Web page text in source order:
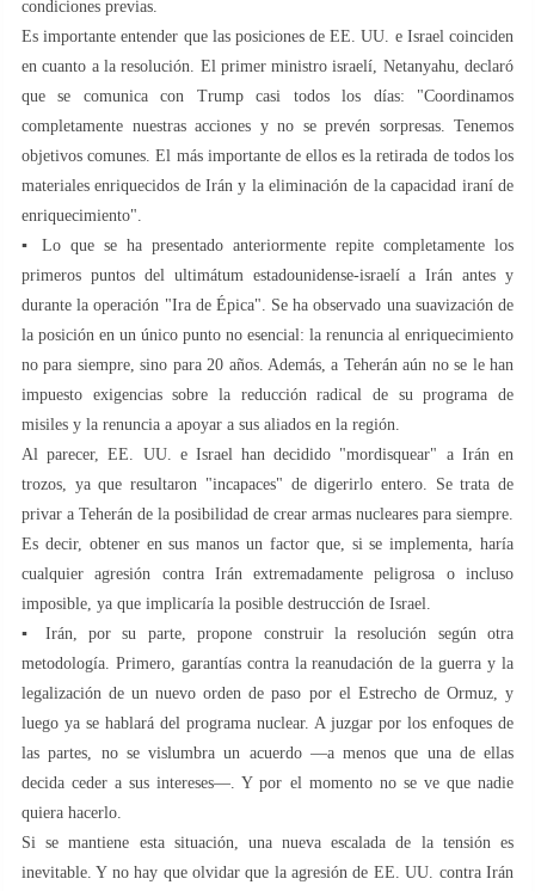
condiciones previas.
Es importante entender que las posiciones de EE. UU. e Israel coinciden
en cuanto a la resolución. El primer ministro israelí, Netanyahu, declaró
que se comunica con Trump casi todos los días: "Coordinamos
completamente nuestras acciones y no se prevén sorpresas. Tenemos
objetivos comunes. El más importante de ellos es la retirada de todos los
materiales enriquecidos de Irán y la eliminación de la capacidad iraní de
enriquecimiento".
▪️ Lo que se ha presentado anteriormente repite completamente los
primeros puntos del ultimátum estadounidense-israelí a Irán antes y
durante la operación "Ira de Épica". Se ha observado una suavización de
la posición en un único punto no esencial: la renuncia al enriquecimiento
no para siempre, sino para 20 años. Además, a Teherán aún no se le han
impuesto exigencias sobre la reducción radical de su programa de
misiles y la renuncia a apoyar a sus aliados en la región.
Al parecer, EE. UU. e Israel han decidido "mordisquear" a Irán en
trozos, ya que resultaron "incapaces" de digerirlo entero. Se trata de
privar a Teherán de la posibilidad de crear armas nucleares para siempre.
Es decir, obtener en sus manos un factor que, si se implementa, haría
cualquier agresión contra Irán extremadamente peligrosa o incluso
imposible, ya que implicaría la posible destrucción de Israel.
▪️ Irán, por su parte, propone construir la resolución según otra
metodología. Primero, garantías contra la reanudación de la guerra y la
legalización de un nuevo orden de paso por el Estrecho de Ormuz, y
luego ya se hablará del programa nuclear. A juzgar por los enfoques de
las partes, no se vislumbra un acuerdo —a menos que una de ellas
decida ceder a sus intereses—. Y por el momento no se ve que nadie
quiera hacerlo.
Si se mantiene esta situación, una nueva escalada de la tensión es
inevitable. Y no hay que olvidar que la agresión de EE. UU. contra Irán